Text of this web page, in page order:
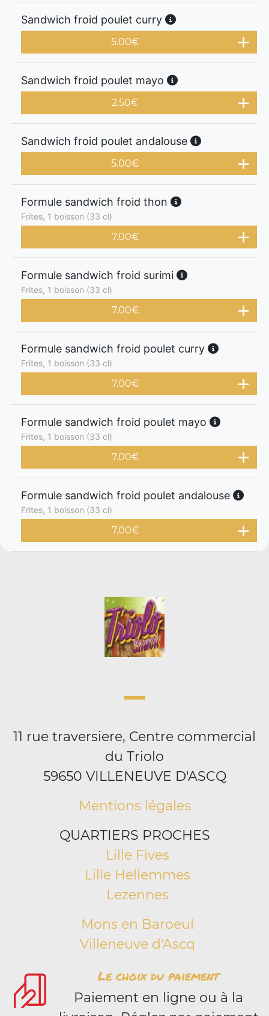
Sandwich froid poulet curry
5.00€
Sandwich froid poulet mayo
2.50€
Sandwich froid poulet andalouse
5.00€
Formule sandwich froid thon
Frites, 1 boisson (33 cl)
7.00€
Formule sandwich froid surimi
Frites, 1 boisson (33 cl)
7.00€
Formule sandwich froid poulet curry
Frites, 1 boisson (33 cl)
7.00€
Formule sandwich froid poulet mayo
Frites, 1 boisson (33 cl)
7.00€
Formule sandwich froid poulet andalouse
Frites, 1 boisson (33 cl)
7.00€
11 rue traversiere, Centre commercial
du Triolo
59650 VILLENEUVE D'ASCQ
Mentions légales
QUARTIERS PROCHES
Lille Fives
Lille Hellemmes
Lezennes
Mons en Baroeul
Villeneuve d'Ascq
Le choix du paiement
Paiement en ligne ou à la